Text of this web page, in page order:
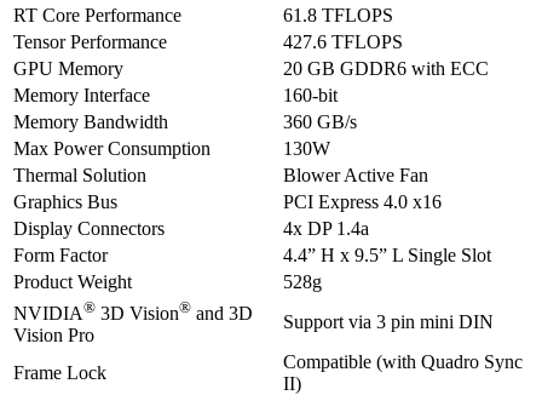
RT Core Performance
61.8 TFLOPS
Tensor Performance
427.6 TFLOPS
GPU Memory
20 GB GDDR6 with ECC
Memory Interface
160-bit
Memory Bandwidth
360 GB/s
Max Power Consumption
130W
Thermal Solution
Blower Active Fan
Graphics Bus
PCI Express 4.0 x16
Display Connectors
4x DP 1.4a
Form Factor
4.4” H x 9.5” L Single Slot
Product Weight
528g
NVIDIA® 3D Vision® and 3D
Vision Pro
Support via 3 pin mini DIN
Frame Lock
Compatible (with Quadro Sync
II)